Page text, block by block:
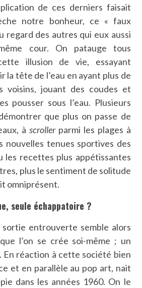
de ces derniers faisait
notre bonheur, ce « faux
regard des autres qui eux aussi
cour. On patauge tous
illusion de vie, essayant
tête de l’eau en ayant plus de
voisins, jouant des coudes et
pousser sous l’eau. Plusieurs
que plus on passe de
à scrollerparmi les plages à
nouvelles tenues sportives des
les recettes plus appétissantes
plus le sentiment de solitude
omniprésent.
seule échappatoire ?
entrouverte semble alors
l’on se crée soi-même ; un
En réaction à cette société bien
et en parallèle au pop art, nait
dans les années 1960. On le